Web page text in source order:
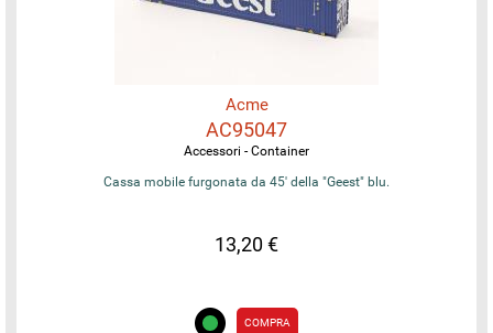
Acme
AC95047
Accessori - Container
Cassa mobile furgonata da 45' della "Geest" blu.
13,20 €
COMPRA